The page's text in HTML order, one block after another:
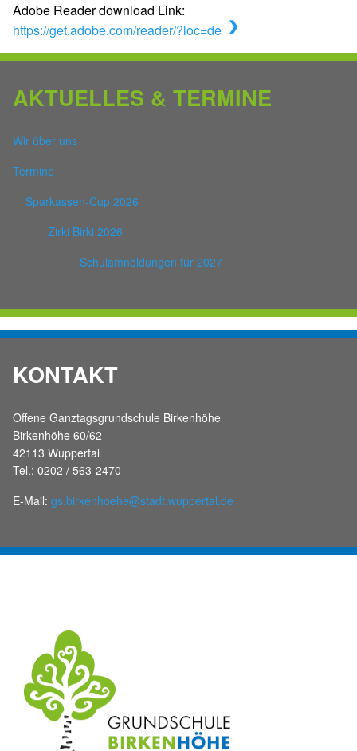
Adobe Reader download Link:
https://get.adobe.com/reader/?loc=de
AKTUELLES & TERMINE
Wir über uns
Termine
Sparkassen-Cup 2026
Zirki Birki 2026
Schulamneldungen für 2027
KONTAKT
Offene Ganztagsgrundschule Birkenhöhe
Birkenhöhe 60/62
42113 Wuppertal
Tel.: 0202 / 563-2470
E-Mail: gs.birkenhoehe@stadt.wuppertal.de